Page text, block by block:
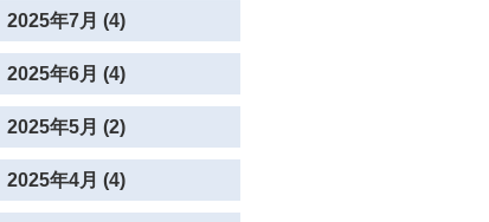
2025年7月 (4)
2025年6月 (4)
2025年5月 (2)
2025年4月 (4)